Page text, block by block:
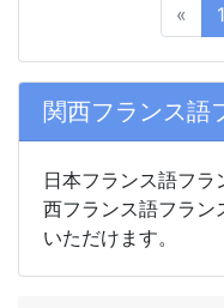
« 1
関西フランス語
日本フランス語フ
西フランス語フラン
いただけます。